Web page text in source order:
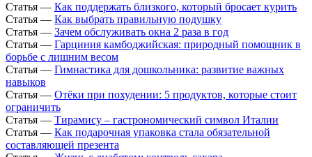
Статья — Как поддержать близкого, который бросает курить
Статья — Как выбрать правильную подушку
Статья — Зачем обслуживать окна 2 раза в год
Статья — Гарциния камбоджийская: природный помощник в
борьбе с лишним весом
Статья — Гимнастика для дошкольника: развитие важных
навыков
Статья — Отёки при похудении: 5 продуктов, которые стоит
ограничить
Статья — Тирамису – гастрономический символ Италии
Статья — Как подарочная упаковка стала обязательной
составляющей презента